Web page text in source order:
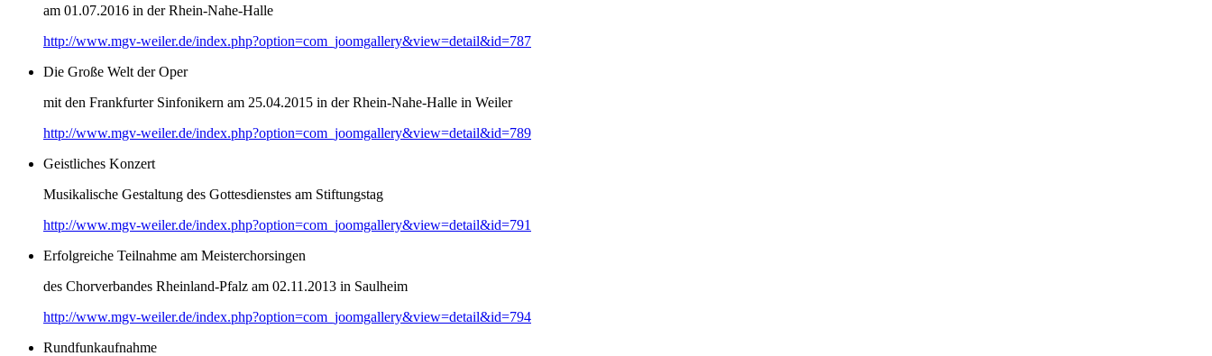
am 01.07.2016 in der Rhein-Nahe-Halle
http://www.mgv-weiler.de/index.php?option=com_joomgallery&view=detail&id=787
Die Große Welt der Oper
mit den Frankfurter Sinfonikern am 25.04.2015 in der Rhein-Nahe-Halle in Weiler
http://www.mgv-weiler.de/index.php?option=com_joomgallery&view=detail&id=789
Geistliches Konzert
Musikalische Gestaltung des Gottesdienstes am Stiftungstag
http://www.mgv-weiler.de/index.php?option=com_joomgallery&view=detail&id=791
Erfolgreiche Teilnahme am Meisterchorsingen
des Chorverbandes Rheinland-Pfalz am 02.11.2013 in Saulheim
http://www.mgv-weiler.de/index.php?option=com_joomgallery&view=detail&id=794
Rundfunkaufnahme